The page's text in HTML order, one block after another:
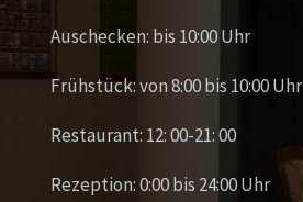
Auschecken: bis 10:00 Uhr
Frühstück: von 8:00 bis 10:00 Uhr
Restaurant: 12: 00-21: 00
Rezeption: 0:00 bis 24:00 Uhr